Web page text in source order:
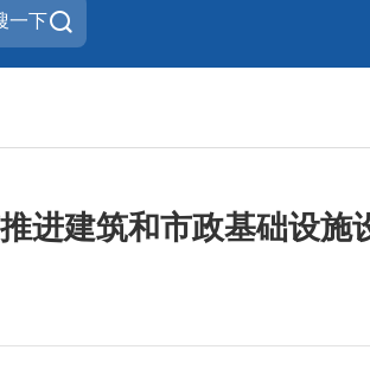
一下
进建筑和市政基础设施